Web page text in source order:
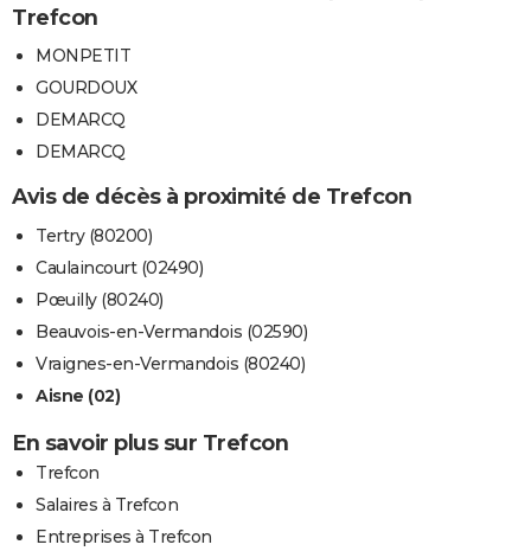
Trefcon
MONPETIT
GOURDOUX
DEMARCQ
DEMARCQ
Avis de décès à proximité de Trefcon
Tertry (80200)
Caulaincourt (02490)
Pœuilly (80240)
Beauvois-en-Vermandois (02590)
Vraignes-en-Vermandois (80240)
Aisne (02)
En savoir plus sur Trefcon
Trefcon
Salaires à Trefcon
Entreprises à Trefcon